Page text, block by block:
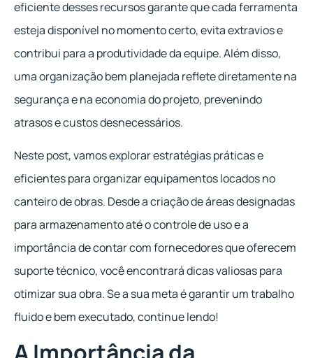
eficiente desses recursos garante que cada ferramenta
esteja disponível no momento certo, evita extravios e
contribui para a produtividade da equipe. Além disso,
uma organização bem planejada reflete diretamente na
segurança e na economia do projeto, prevenindo
atrasos e custos desnecessários.
Neste post, vamos explorar estratégias práticas e
eficientes para organizar equipamentos locados no
canteiro de obras. Desde a criação de áreas designadas
para armazenamento até o controle de uso e a
importância de contar com fornecedores que oferecem
suporte técnico, você encontrará dicas valiosas para
otimizar sua obra. Se a sua meta é garantir um trabalho
fluido e bem executado, continue lendo!